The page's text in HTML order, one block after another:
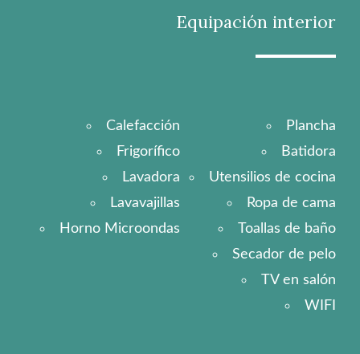
Equipación interior
Calefacción
Frigorífico
Lavadora
Lavavajillas
Horno Microondas
Plancha
Batidora
Utensilios de cocina
Ropa de cama
Toallas de baño
Secador de pelo
TV en salón
WIFI